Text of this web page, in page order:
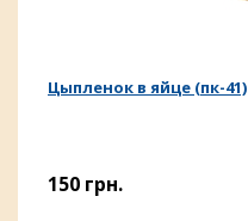
Цыпленок в яйце (пк-41)
150 грн.